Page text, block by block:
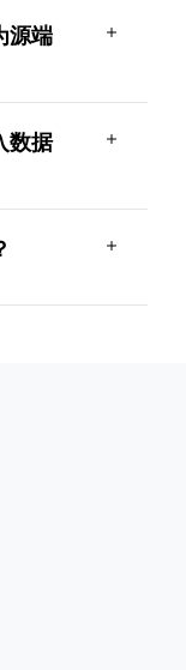
源端
数据